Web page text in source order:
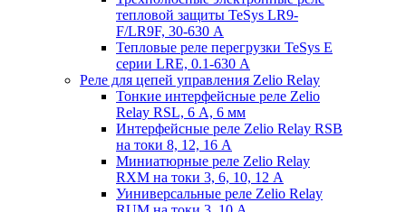
тепловой защиты TeSys LR9-
F/LR9F, 30-630 А
Тепловые реле перегрузки TeSys E
серии LRE, 0.1-630 А
Реле для цепей управления Zelio Relay
Тонкие интерфейсные реле Zelio
Relay RSL, 6 А, 6 мм
Интерфейсные реле Zelio Relay RSB
на токи 8, 12, 16 А
Миниатюрные реле Zelio Relay
RXM на токи 3, 6, 10, 12 А
Уиниверсальные реле Zelio Relay